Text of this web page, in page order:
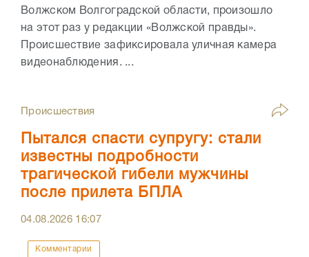
Волжском Волгоградской области, произошло
на этот раз у редакции «Волжской правды».
Происшествие зафиксировала уличная камера
видеонаблюдения. ...
Происшествия
Пытался спасти супругу: стали
известны подробности
трагической гибели мужчины
после прилета БПЛА
04.08.2026 16:07
Комментарии